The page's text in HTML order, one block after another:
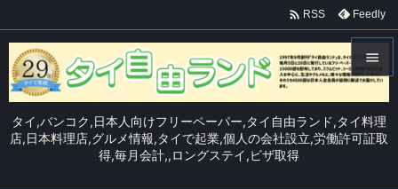
タイ,バンコク,日本人向けフリーペーパー,タイ自由ランド,タイ料理
店,日本料理店,グルメ情報,タイで起業,個人の会社設立,労働許可証取
得,毎月会計,,ロングステイ,ビザ取得

メニュ

 RSS Feedly